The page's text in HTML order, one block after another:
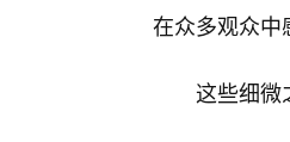
在众多观众中
这些细微